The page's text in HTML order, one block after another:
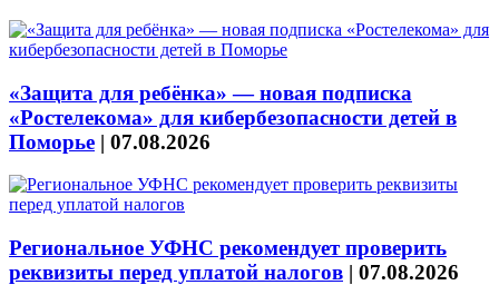
«Защита для ребёнка» — новая подписка
«Ростелекома» для кибербезопасности детей в
Поморье | 07.08.2026
Региональное УФНС рекомендует проверить
реквизиты перед уплатой налогов | 07.08.2026